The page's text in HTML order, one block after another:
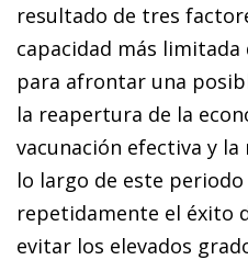
resultado de tres
capacidad más
para afrontar una
la reapertura de la
vacunación efectiva y
lo largo de este
repetidamente el éxito
evitar los elevados